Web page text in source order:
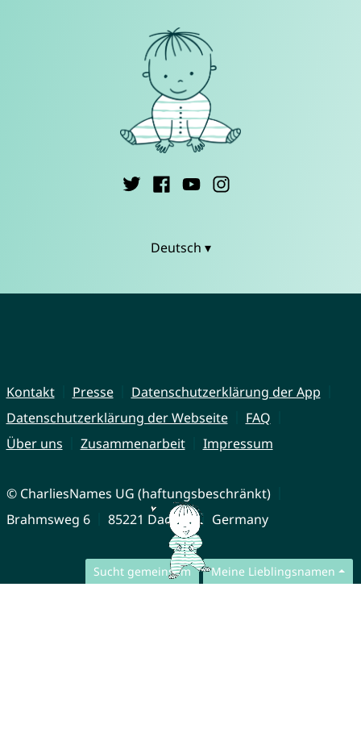
Sucht gemeinsam Meine Lieblingsnamen
Deutsch ▾
Kontakt Presse
Datenschutzerklärung der App
Datenschutzerklärung der Webseite
FAQ
Über uns
Zusammenarbeit Impressum
© CharliesNames UG (haftungsbeschränkt)
Brahmsweg 6
85221 Dachau Germany